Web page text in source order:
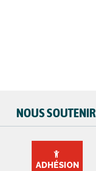
NOUS SOUTENIR
ADHÉSION